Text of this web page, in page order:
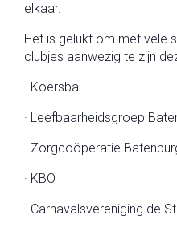
elkaar.
Het is gelukt om met vele
clubjes aanwezig te zijn
· Koersbal
· Leefbaarheidsgroep
· Zorgcoöperatie
· KBO
· Carnavalsvereniging de